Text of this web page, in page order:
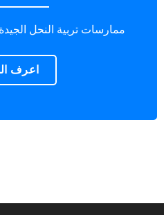
ممارسات تربية النحل
اعرف